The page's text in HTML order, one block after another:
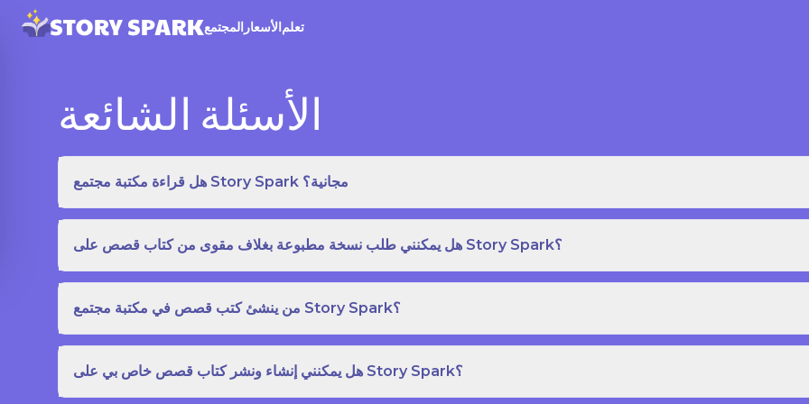
المجتمع الأسعارتعلم
الأسئلة الشائعة
هل قراءة مكتبة مجتمع Story Spark مجانية؟
هل يمكنني طلب نسخة مطبوعة بغلاف مقوى من كتاب قصص على Story Spark؟
من ينشئ كتب قصص في مكتبة مجتمع Story Spark؟
هل يمكنني إنشاء ونشر كتاب قصص خاص بي على Story Spark؟